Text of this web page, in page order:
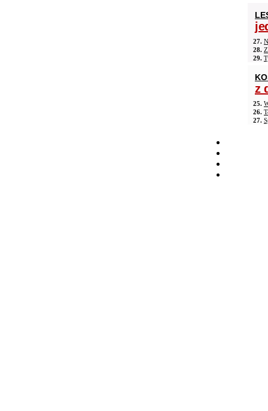
27.
28.
29.
z
25.
26.
27.